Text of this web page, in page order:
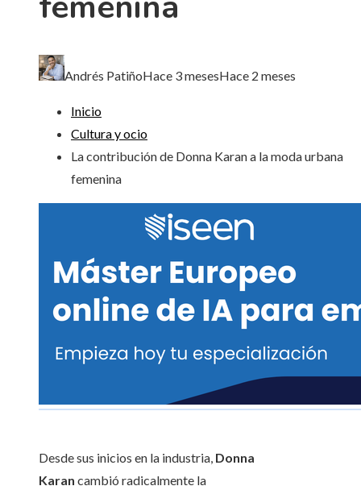
Andrés PatiñoHace 3 mesesHace 2 meses
Inicio
Cultura y ocio
La contribución de Donna Karan a la moda urbana
femenina
Desde sus inicios en la industria, Donna
Karan cambió radicalmente la